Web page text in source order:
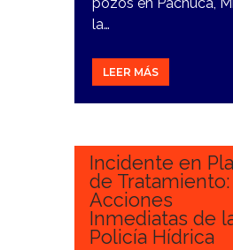
la…
LEER MÁS
9
Incidente en
de Tratamiento:
Acciones
Inmediatas de
Policía Hídrica